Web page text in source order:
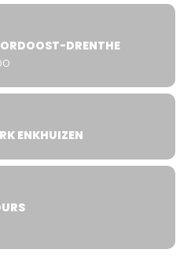
DRENTHE
ENKHUIZEN